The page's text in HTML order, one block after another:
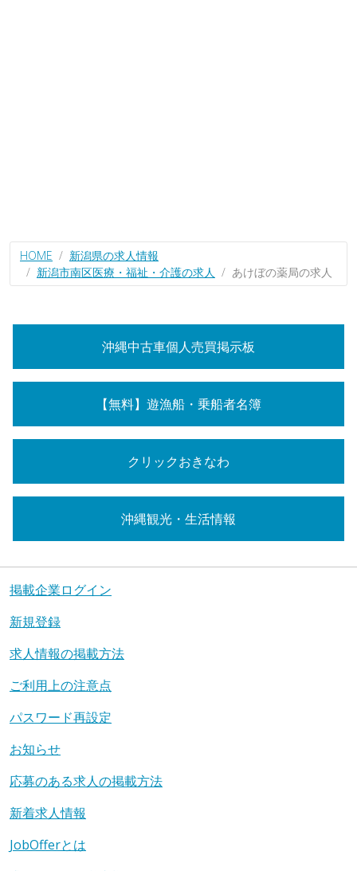
HOME
新潟県の求人情報
新潟市南区医療・福祉・介護の求人
あけぼの薬局の求人
沖縄中古車個人売買掲示板
【無料】遊漁船・乗船者名簿
クリックおきなわ
沖縄観光・生活情報
掲載企業ログイン
新規登録
求人情報の掲載方法
ご利用上の注意点
パスワード再設定
お知らせ
応募のある求人の掲載方法
新着求人情報
JobOfferとは